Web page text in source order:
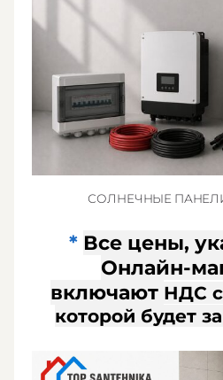
* Все цены,
Онлайн-
включают НДС
которой будет
СОЛНЕЧНЫЕ